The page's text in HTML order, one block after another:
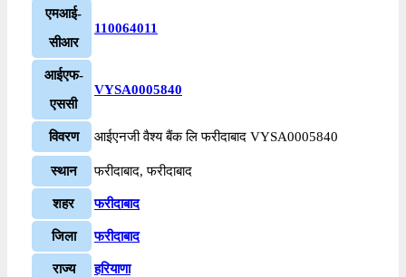
एमआई-
सीआर
110064011
आईएफ-
एससी
VYSA0005840
विवरण आईएनजी वैश्य बैंक लि फरीदाबाद VYSA0005840
स्थान फरीदाबाद, फरीदाबाद
शहर फरीदाबाद
जिला फरीदाबाद
राज्य हरियाणा